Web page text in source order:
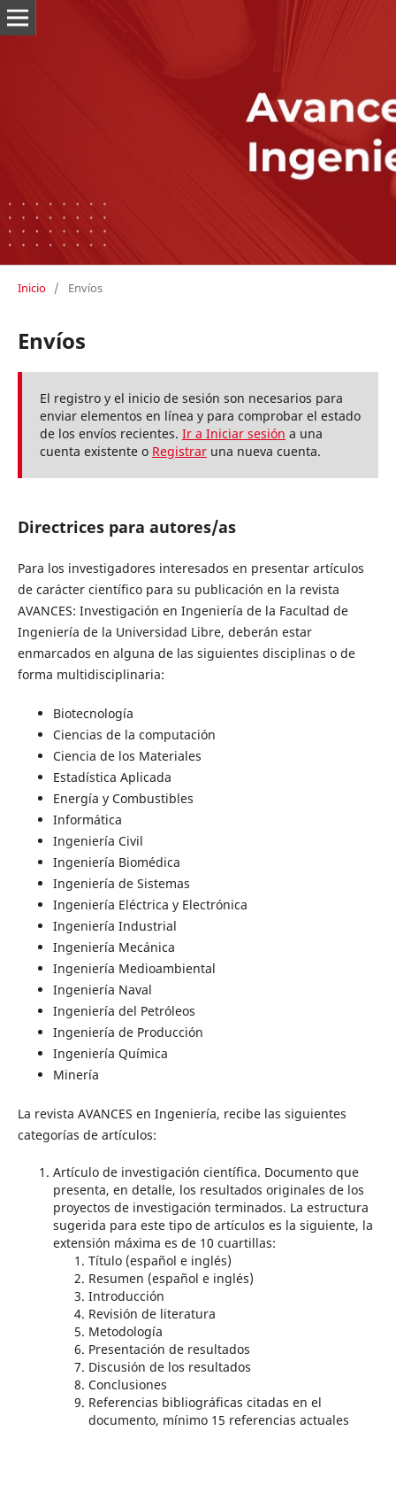
Inicio / Envíos
Envíos
El registro y el inicio de sesión son necesarios para
enviar elementos en línea y para comprobar el estado
de los envíos recientes. Ir a Iniciar sesión a una
cuenta existente o Registraruna nueva cuenta.
Directrices para autores/as
Para los investigadores interesados en presentar artículos
de carácter científico para su publicación en la revista
AVANCES: Investigación en Ingeniería de la Facultad de
Ingeniería de la Universidad Libre, deberán estar
enmarcados en alguna de las siguientes disciplinas o de
forma multidisciplinaria:
Biotecnología
Ciencias de la computación
Ciencia de los Materiales
Estadística Aplicada
Energía y Combustibles
Informática
Ingeniería Civil
Ingeniería Biomédica
Ingeniería de Sistemas
Ingeniería Eléctrica y Electrónica
Ingeniería Industrial
Ingeniería Mecánica
Ingeniería Medioambiental
Ingeniería Naval
Ingeniería del Petróleos
Ingeniería de Producción
Ingeniería Química
Minería
La revista AVANCES en Ingeniería, recibe las siguientes
categorías de artículos:
Artículo de investigación científica. Documento que
presenta, en detalle, los resultados originales de los
proyectos de investigación terminados. La estructura
sugerida para este tipo de artículos es la siguiente, la
extensión máxima es de 10 cuartillas:
Título (español e inglés)
Resumen (español e inglés)
Introducción
Revisión de literatura
Metodología
Presentación de resultados
Discusión de los resultados
Conclusiones
Referencias bibliográficas citadas en el
documento, mínimo 15 referencias actuales